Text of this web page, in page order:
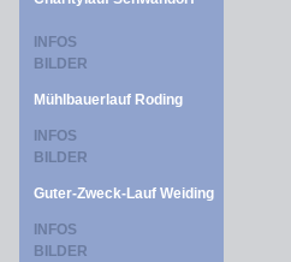
INFOS
BILDER
Mühlbauerlauf Roding
INFOS
BILDER
Guter-Zweck-Lauf Weiding
INFOS
BILDER